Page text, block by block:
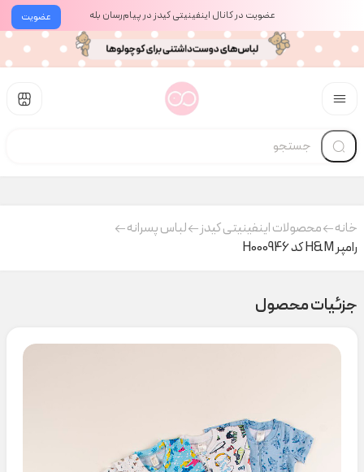
عضویت عضویت در کانال اینفینیتی کیدز در پیام‌رسان بله
خانه محصولات اینفینیتی کیدز
لباس پسرانه
رامپر H&M کد H000946
جزئیات محصول